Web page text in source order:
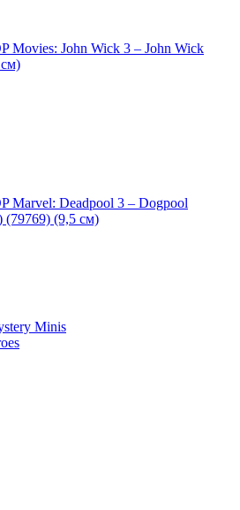
Movies: John Wick 3 – John Wick
Marvel: Deadpool 3 – Dogpool
(79769) (9,5 см)
Minis